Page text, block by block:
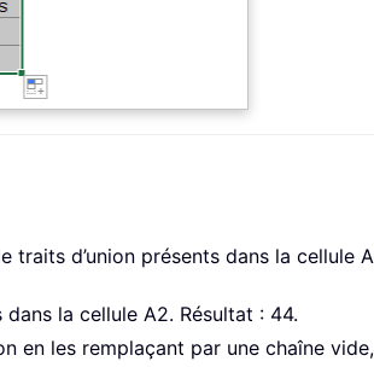
traits d’union présents dans la cellule
la cellule A2. Résultat : 44.
en les remplaçant par une chaîne